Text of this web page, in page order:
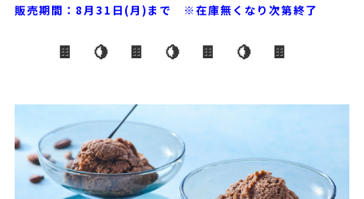
販売期間：8月31日(月)まで ※在庫無くなり次第終了
🍫 🍋 🍫 🍋 🍫 🍋 🍫